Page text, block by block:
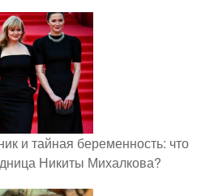
и тайная беременность: что
Никиты Михалкова?